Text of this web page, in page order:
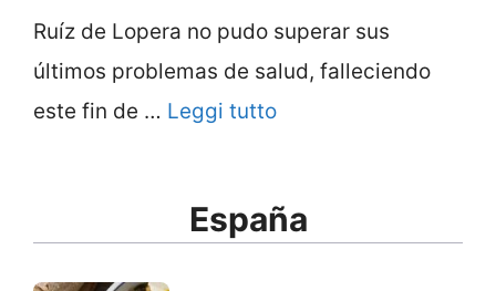
Ruíz de Lopera no pudo superar sus
últimos problemas de salud, falleciendo
este fin de … Leggi tutto
España